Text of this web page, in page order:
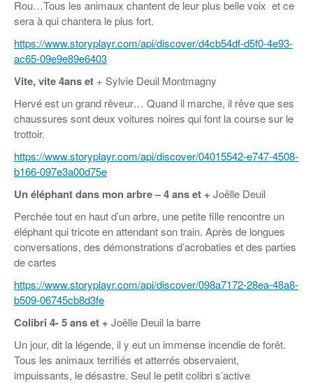
Rou…Tous les animaux chantent de leur plus belle voix et ce
sera à qui chantera le plus fort.
https://www.storyplayr.com/api/discover/d4cb54df-d5f0-4e93-
ac65-09e9e89e6403
Vite, vite4ans et + Sylvie Deuil Montmagny
Hervé est un grand rêveur… Quand il marche, il rêve que ses
chaussures sont deux voitures noires qui font la course sur le
trottoir.
https://www.storyplayr.com/api/discover/04015542-e747-4508-
b166-097e3a00d75e
Un éléphant dans mon arbre –4 ans et + Joëlle Deuil
Perchée tout en haut d’un arbre, une petite fille rencontre un
éléphant qui tricote en attendant son train. Après de longues
conversations, des démonstrations d’acrobaties et des parties
de cartes
https://www.storyplayr.com/api/discover/098a7172-28ea-48a8-
b509-06745cb8d3fe
Colibri 4- 5 ans et + Joëlle Deuil la barre
Un jour, dit la légende, il y eut un immense incendie de forêt.
Tous les animaux terrifiés et atterrés observaient,
impuissants, le désastre. Seul le petit colibri s’active